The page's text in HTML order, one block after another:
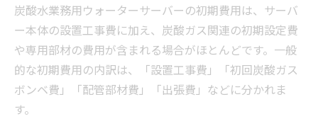
業務用ウォーターサーバー設置時の本当の
コスト明細
無料設置の裏にあるオプション料金の実態
とは
炭酸水業務用ウォーターサーバーの条件付
炭酸水業務用ウォーターサーバーの初期費用は、サーバ
ー本体の設置工事費に加え、炭酸ガス関連の初期設定費
や専用部材の費用が含まれる場合がほとんどです。一般
的な初期費用の内訳は、「設置工事費」「初回炭酸ガス
ボンベ費」「配管部材費」「出張費」などに分かれま
す。